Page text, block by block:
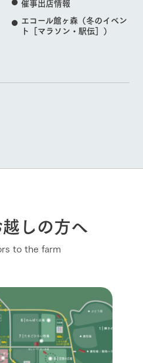
催事出店情報
エコール館ヶ森（冬のイベン
ト［マラソン・駅伝］）
しの方へ
to the farm